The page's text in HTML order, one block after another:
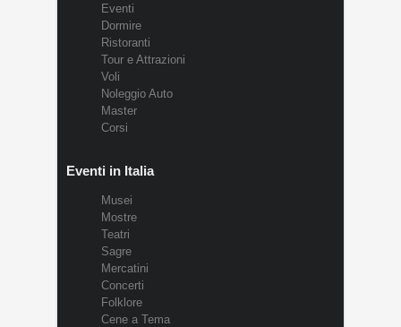
Eventi
Dormire
Ristoranti
Tour e Attrazioni
Voli
Noleggio Auto
Master
Corsi
Eventi in Italia
Musei
Mostre
Teatri
Sagre
Mercatini
Concerti
Folklore
Cene a Tema